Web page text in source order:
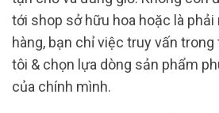
tới shop sở hữu hoa hoặc là phải
hàng, bạn chỉ việc truy vấn
tôi & chọn lựa dòng sản phẩm
của chính mình.